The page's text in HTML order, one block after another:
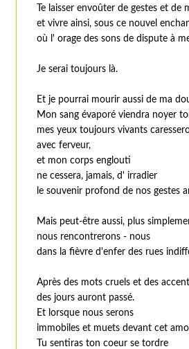
Te laisser envoûter de gestes et de
et vivre ainsi, sous ce nouvel
où l' orage des sons de dispute à
Je serai toujours là.
Et je pourrai mourir aussi de ma
Mon sang évaporé viendra noyer
mes yeux toujours vivants
avec ferveur,
et mon corps englouti
ne cessera, jamais, d' irradier
le souvenir profond de nos gestes
Mais peut-être aussi, plus
nous rencontrerons - nous
dans la fièvre d'enfer des rues
Après des mots cruels et des
des jours auront passé.
Et lorsque nous serons
immobiles et muets devant cet
Tu sentiras ton coeur se tordre